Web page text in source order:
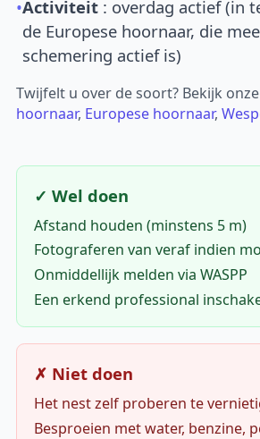
•Activiteit : overdag actief (in
de Europese hoornaar, die
schemering actief is)
Twijfelt u over de soort? Bekijk
hoornaar, Europese hoornaar,
✓ Wel doen
Afstand houden (minstens 5 m)
Fotograferen van veraf indien
Onmiddellijk melden via WASPP
Een erkend professional
✗ Niet doen
Het nest zelf proberen te
Besproeien met water, benzine,